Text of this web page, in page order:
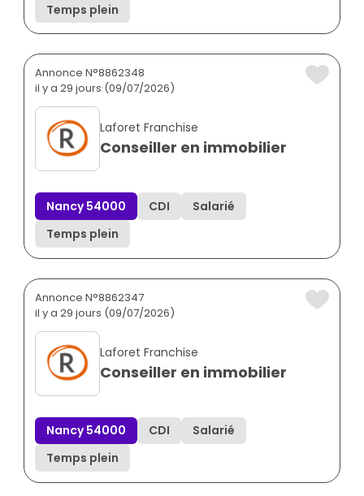
Temps plein
Annonce N°8862348
il y a 29 jours (09/07/2026)
Laforet Franchise
Conseiller en immobilier
Nancy 54000 CDI
Salarié
Temps plein
Annonce N°8862347
il y a 29 jours (09/07/2026)
Laforet Franchise
Conseiller en immobilier
Nancy 54000 CDI
Salarié
Temps plein